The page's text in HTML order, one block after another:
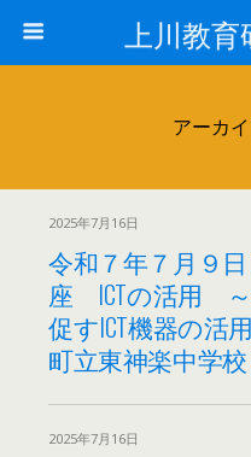
上川教
アーカ
2025年7月16日
令和７年７月９
座 ICTの活用
促すICT機器の
町立東神楽中学校
2025年7月16日